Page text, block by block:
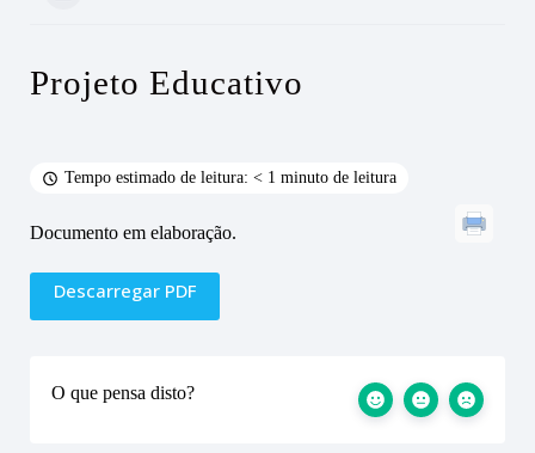
Projeto Educativo
Tempo estimado de leitura: < 1 minuto de leitura
Documento em elaboração.
Descarregar PDF
O que pensa disto?